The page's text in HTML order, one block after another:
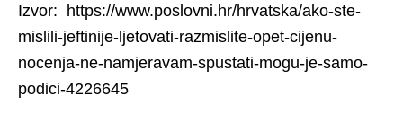
Izvor: https://www.poslovni.hr/hrvatska/ako-ste-
mislili-jeftinije-ljetovati-razmislite-opet-cijenu-
nocenja-ne-namjeravam-spustati-mogu-je-samo-
podici-4226645